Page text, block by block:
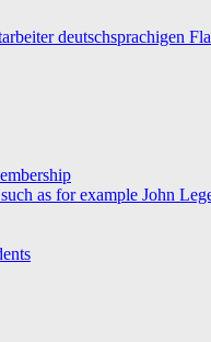
deutschsprachigen
as for example John